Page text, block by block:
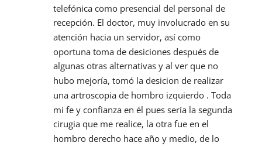
telefónica como presencial del personal de
recepción. El doctor, muy involucrado en su
atención hacia un servidor, así como
oportuna toma de desiciones después de
algunas otras alternativas y al ver que no
hubo mejoría, tomó la desicion de realizar
una artroscopia de hombro izquierdo . Toda
mi fe y confianza en él pues sería la segunda
cirugia que me realice, la otra fue en el
hombro derecho hace año y medio, de lo